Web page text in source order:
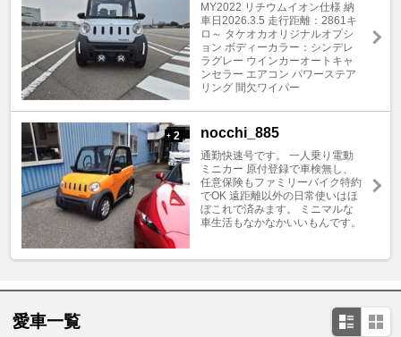
MY2022 リチウムイオン仕様 納
車日2026.3.5 走行距離：2861キ
ロ～ タケオカオリジナルオプシ
ョン ボディーカラー：シンデレ
ラグレー ウインカーオートキャ
ンセラー エアコン パワーステア
リング 間欠ワイパー
+ 2 nocchi_885
通勤快速号です。 一人乗り電動
ミニカー 原付登録で車検無し、
任意保険もファミリーバイク特約
でOK 遠距離以外の日常使いはほ
ぼこれで済みます。 ミニマルな
車生活もなかなかいいもんです。
愛車一覧